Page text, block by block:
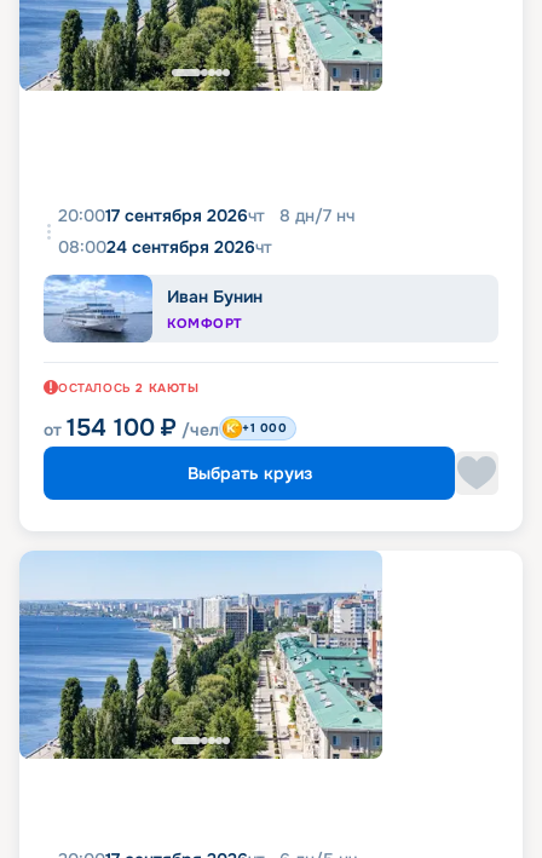
20:0017 сентября 2026чт 8 дн/7 нч
08:0024 сентября 2026чт
Иван Бунин
КОМФОРТ
ОСТАЛОСЬ 2 КАЮТЫ
от 154 100 ₽ /чел +1 000
Выбрать круиз